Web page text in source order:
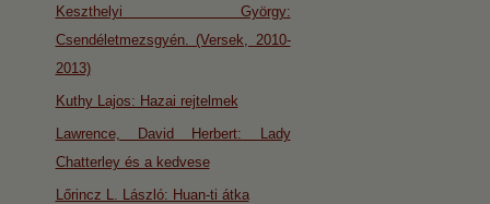
Keszthelyi György:
Csendéletmezsgyén. (Versek, 2010-
2013)
Kuthy Lajos: Hazai rejtelmek
Lawrence, David Herbert: Lady
Chatterley és a kedvese
Lőrincz L. László: Huan-ti átka